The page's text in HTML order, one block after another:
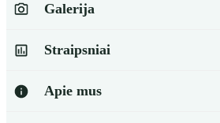
Galerija
Straipsniai
Apie mus